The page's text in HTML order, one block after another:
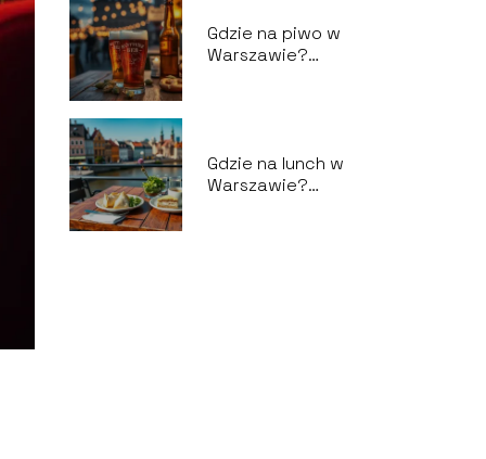
Gdzie na piwo w
Warszawie?
Gdzie na lunch w
Warszawie?